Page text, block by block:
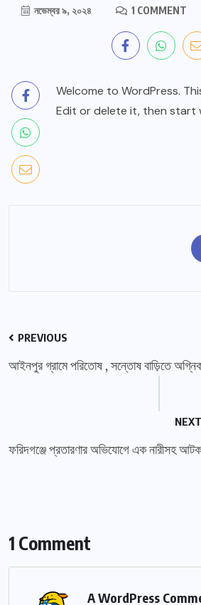
নভেম্বর ৯, ২০২৪ 1 COMMENT
Welcome to WordPress.
Edit or delete it, then start
PREVIOUS
আইনপুর গ্রামে পরিতোষ , সন্তোষ বাড়িতে
NEXT
ফরিদগঞ্জে প্রতারণার অভিযোগে এক নারীসহ
1 Comment
A WordPress